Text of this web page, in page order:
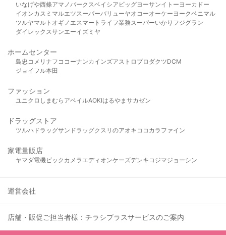
いなげや西條アマノパークスベイシア ビッグヨーサンイトーヨーカドー
イオンカスミ マルエツスーパーバリューヤオコーオーケー ヨークベニマル
ツルヤマルト オギノ エスマート ライフ業務スーパーいかり フジグラン
ダイレックスサンエーイズミヤ
ホームセンター
島忠 コメリ ナフコ コーナンカインズアストロプロダクツDCM
ジョイフル本田
ファッション
ユニクロ しまむら アベイルAOKIはるやま サカゼン
ドラッグストア
ツルハドラッグサンドラッグクスリのアオキ ココカラファイン
家電量販店
ヤマダ電機ビックカメラ エディオンケーズデンキ コジマジョーシン
運営会社
店舗・販促ご担当者様：チラシプラスサービスのご案内